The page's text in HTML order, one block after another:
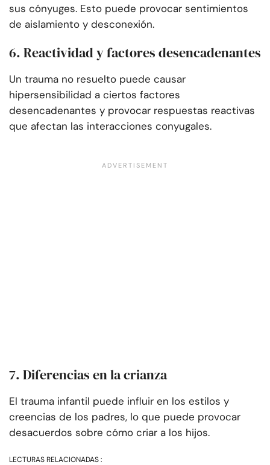
sus cónyuges. Esto puede provocar sentimientos
de aislamiento y desconexión.
6. Reactividad y factores desencadenantes
Un trauma no resuelto puede causar
hipersensibilidad a ciertos factores
desencadenantes y provocar respuestas reactivas
que afectan las interacciones conyugales.
7. Diferencias en la crianza
El trauma infantil puede influir en los estilos y
creencias de los padres, lo que puede provocar
desacuerdos sobre cómo criar a los hijos.
LECTURAS RELACIONADAS :